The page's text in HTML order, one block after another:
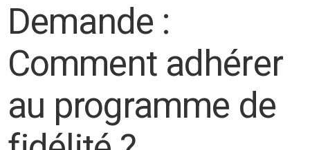
Demande :
Comment adhérer
au programme de